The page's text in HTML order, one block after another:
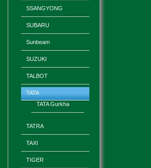
SSANGYONG
SUBARU
Sunbeam
SUZUKI
TALBOT
TATA
TATA Gurkha
TATRA
TAXI
TIGER